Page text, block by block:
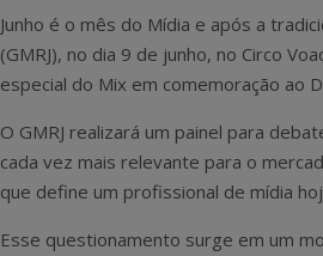
Junho é o mês do Mídia e após a
(GMRJ), no dia 9 de junho, no Circo
especial do Mix em comemoração ao
O GMRJ realizará um painel para
cada vez mais relevante para o
que define um profissional de mídia
Esse questionamento surge em um